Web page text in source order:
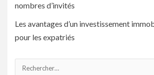
nombres d’invités
Les avantages d’un investissement
pour les expatriés
Rechercher :